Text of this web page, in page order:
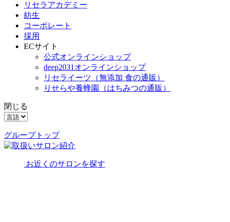
リセラアカデミー
紡生
コーポレート
採用
ECサイト
公式オンラインショップ
deep2031オンラインショップ
リセライーツ （無添加 食の通販）
りせらや養蜂園
（はちみつの通販）
閉じる
グループトップ
お近くのサロンを探す